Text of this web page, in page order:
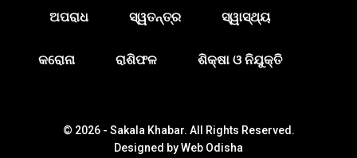
ଅପରାଧ ସ୍ୱତନ୍ତ୍ର ସ୍ୱାସ୍ଥ୍ୟ
କରୋନା ରାଶିଫଳ ଶିକ୍ଷା ଓ ନିଯୁକ୍ତି
© 2026 - Sakala Khabar. All Rights Reserved.
Designed byWeb Odisha